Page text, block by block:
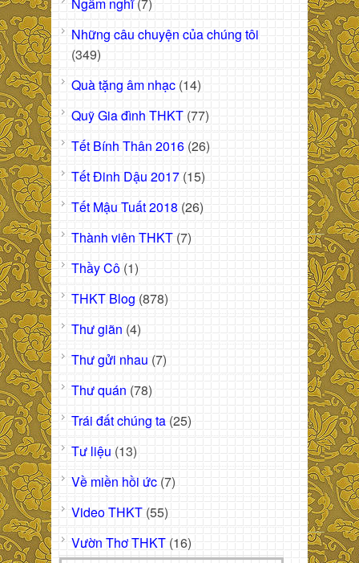
Ngẫm nghĩ(7)
Những câu chuyện của chúng tôi
(349)
Quà tặng âm nhạc (14)
Quỹ Gia đình THKT (77)
Tết Bính Thân 2016 (26)
Tết Đinh Dậu 2017 (15)
Tết Mậu Tuất 2018 (26)
Thành viên THKT (7)
Thầy Cô (1)
THKT Blog (878)
Thư giãn (4)
Thư gửi nhau (7)
Thư quán (78)
Trái đất chúng ta (25)
Tư liệu (13)
Về miền hồi ức (7)
Video THKT (55)
Vườn Thơ THKT (16)